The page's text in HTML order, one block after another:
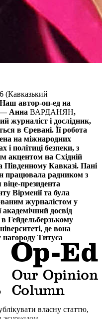
(Кавказький
Наш автор-оп-ед на
— Анна ВАРДАНЯН,
журналіст і дослідник,
в Єревані. Її робота
на міжнародних
і політиці безпеки, з
акцентом на Східній
Південному Кавказі. Пані
працювала радником з
віце-президента
Вірменії та була
журналістом у
академічний досвід
Гейдельберзькому
де вона
Титуса
власну статтю,